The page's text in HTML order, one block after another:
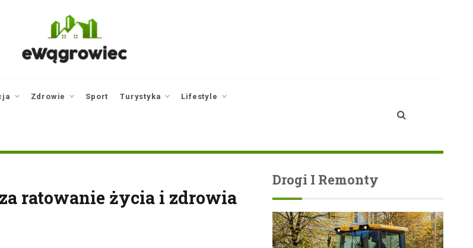
Zdrowie Sport Turystyka Lifestyle
ratowanie życia i zdrowia
Drogi I Remonty